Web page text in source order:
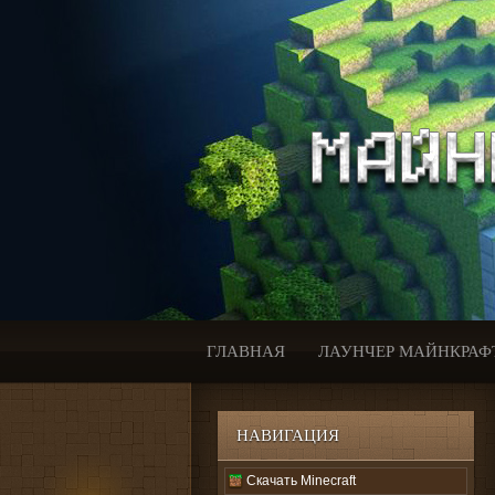
ГЛАВНАЯ ЛАУНЧЕР
НАВИГАЦИЯ
Скачать Minecraft